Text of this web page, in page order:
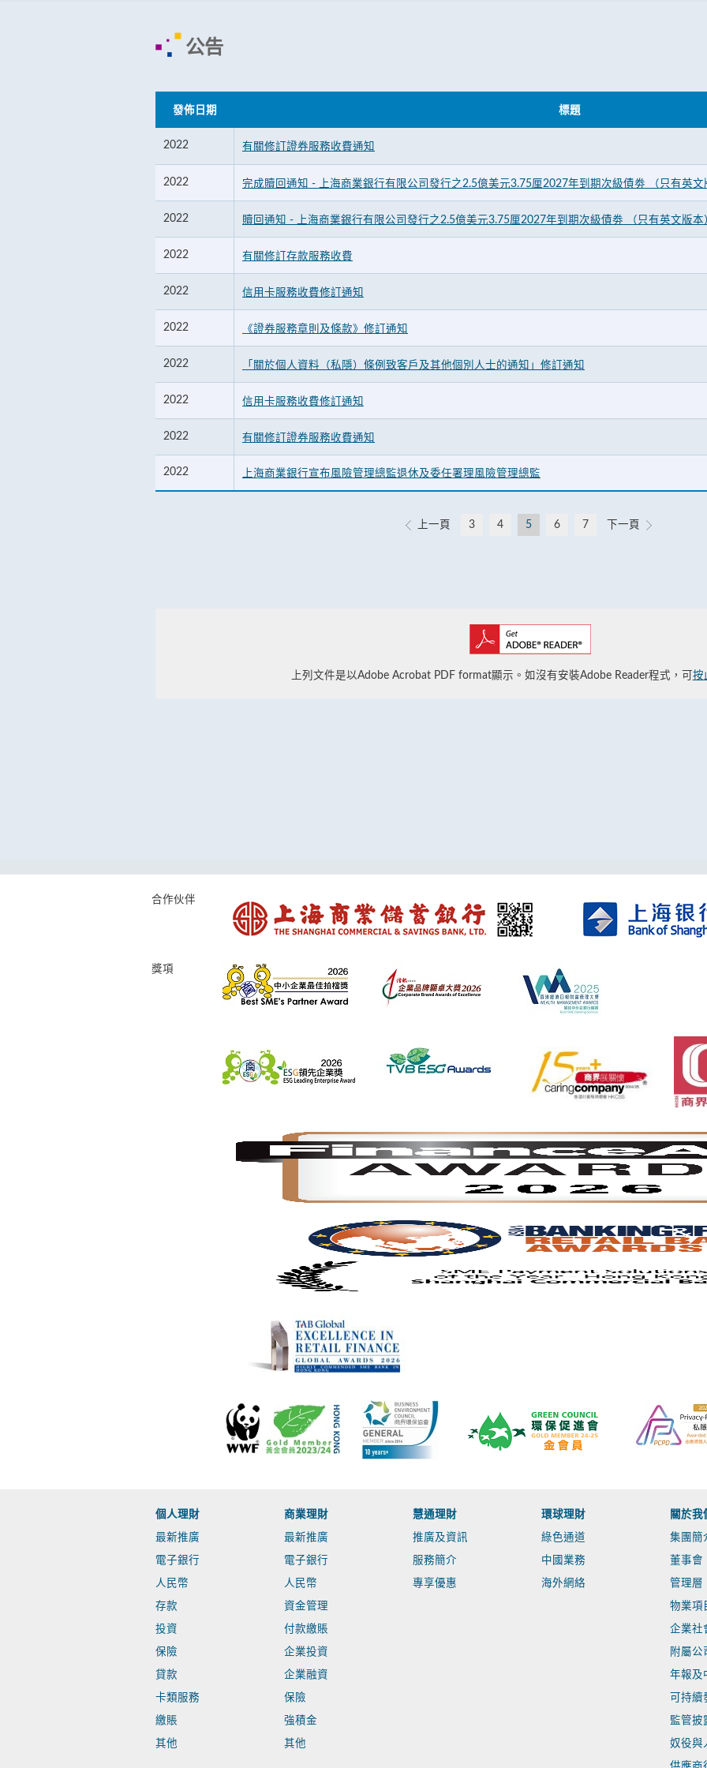
公告
發佈日期 標題
2022 有關修訂證券服務收費通知
2022 完成贖回通知 - 上海商業銀行有限公司發行之2.5億美元3.75厘2027年到期次級債劵 （只有英文
2022 贖回通知 - 上海商業銀行有限公司發行之2.5億美元3.75厘2027年到期次級債劵 （只有英文版本
2022 有關修訂存款服務收費
2022 信用卡服務收費修訂通知
2022 《證券服務章則及條款》修訂通知
2022 「關於個人資料（私隱）條例致客戶及其他個別人士的通知」修訂通知
2022 信用卡服務收費修訂通知
2022 有關修訂證券服務收費通知
2022 上海商業銀行宣布風險管理總監退休及委任署理風險管理總監
上一頁 3 4 5 6 7 下一頁
上列文件是以Adobe Acrobat PDF format顯示。如沒有安裝Adobe Reader程式，可 按
合作伙伴
獎項
個人理財
最新推廣
電子銀行
人民幣
存款
投資
保險
貸款
卡類服務
繳賬
其他
商業理財
最新推廣
電子銀行
人民幣
資金管理
付款繳賬
企業投資
企業融資
保險
強積金
其他
慧通理財
推廣及資訊
服務簡介
專享優惠
環球理財
綠色通道
中國業務
海外網絡
關於我
集團簡
董事會
管理層
物業項
企業社
附屬公
年報及
可持續
監管披
奴役與